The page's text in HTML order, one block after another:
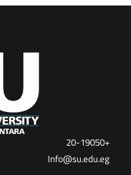
+20-19050
Info@su.edu.eg